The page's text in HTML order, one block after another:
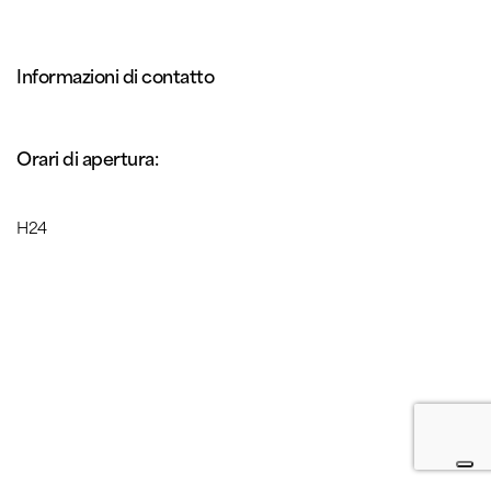
Informazioni di contatto
Orari di apertura:
H24